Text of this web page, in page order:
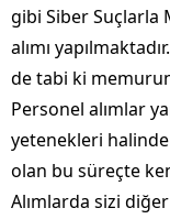
gibi Siber
alımı
de tabi ki
Personel alımlar
yetenekleri
olan bu süreçte
Alımlarda sizi